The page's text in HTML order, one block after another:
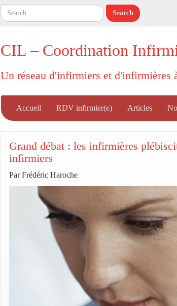
CIL – Coordination
Un réseau d'infirmiers et d'infirmières
Accueil RDV infirmier(e) Articles
Grand débat : les infirmières
infirmiers
Par Frédéric Haroche